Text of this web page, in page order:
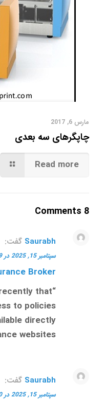
مارس 6, 2017
چاپگرهای سه بعدی
Read more
8 Comments
Saurabh گفت:
سپتامبر 15, 2025 در 5:59 ب.ظ
Broker
that
to policies
directly
websites.”
Saurabh گفت:
سپتامبر 15, 2025 در 6:30 ب.ظ